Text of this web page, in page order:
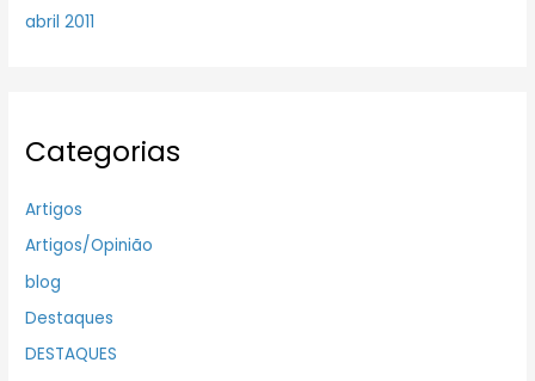
abril 2011
Categorias
Artigos
Artigos/Opinião
blog
Destaques
DESTAQUES